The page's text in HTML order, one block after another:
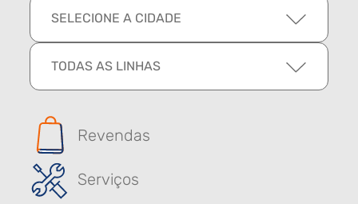
SELECIONE A CIDADE
TODAS AS LINHAS
Revendas
Serviços